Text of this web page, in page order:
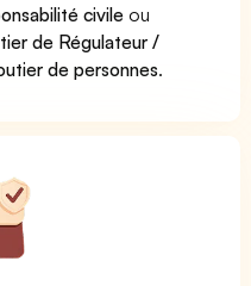
civile ou
de Régulateur /
de personnes.